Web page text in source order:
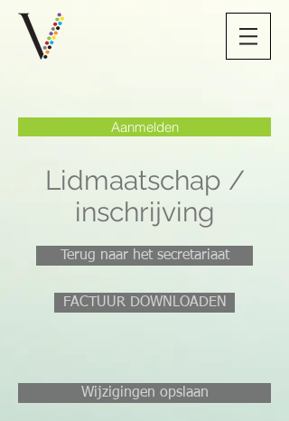
Aanmelden
Lidmaatschap /
inschrijving
Terug naar het secretariaat
FACTUUR DOWNLOADEN
Wijzigingen opslaan